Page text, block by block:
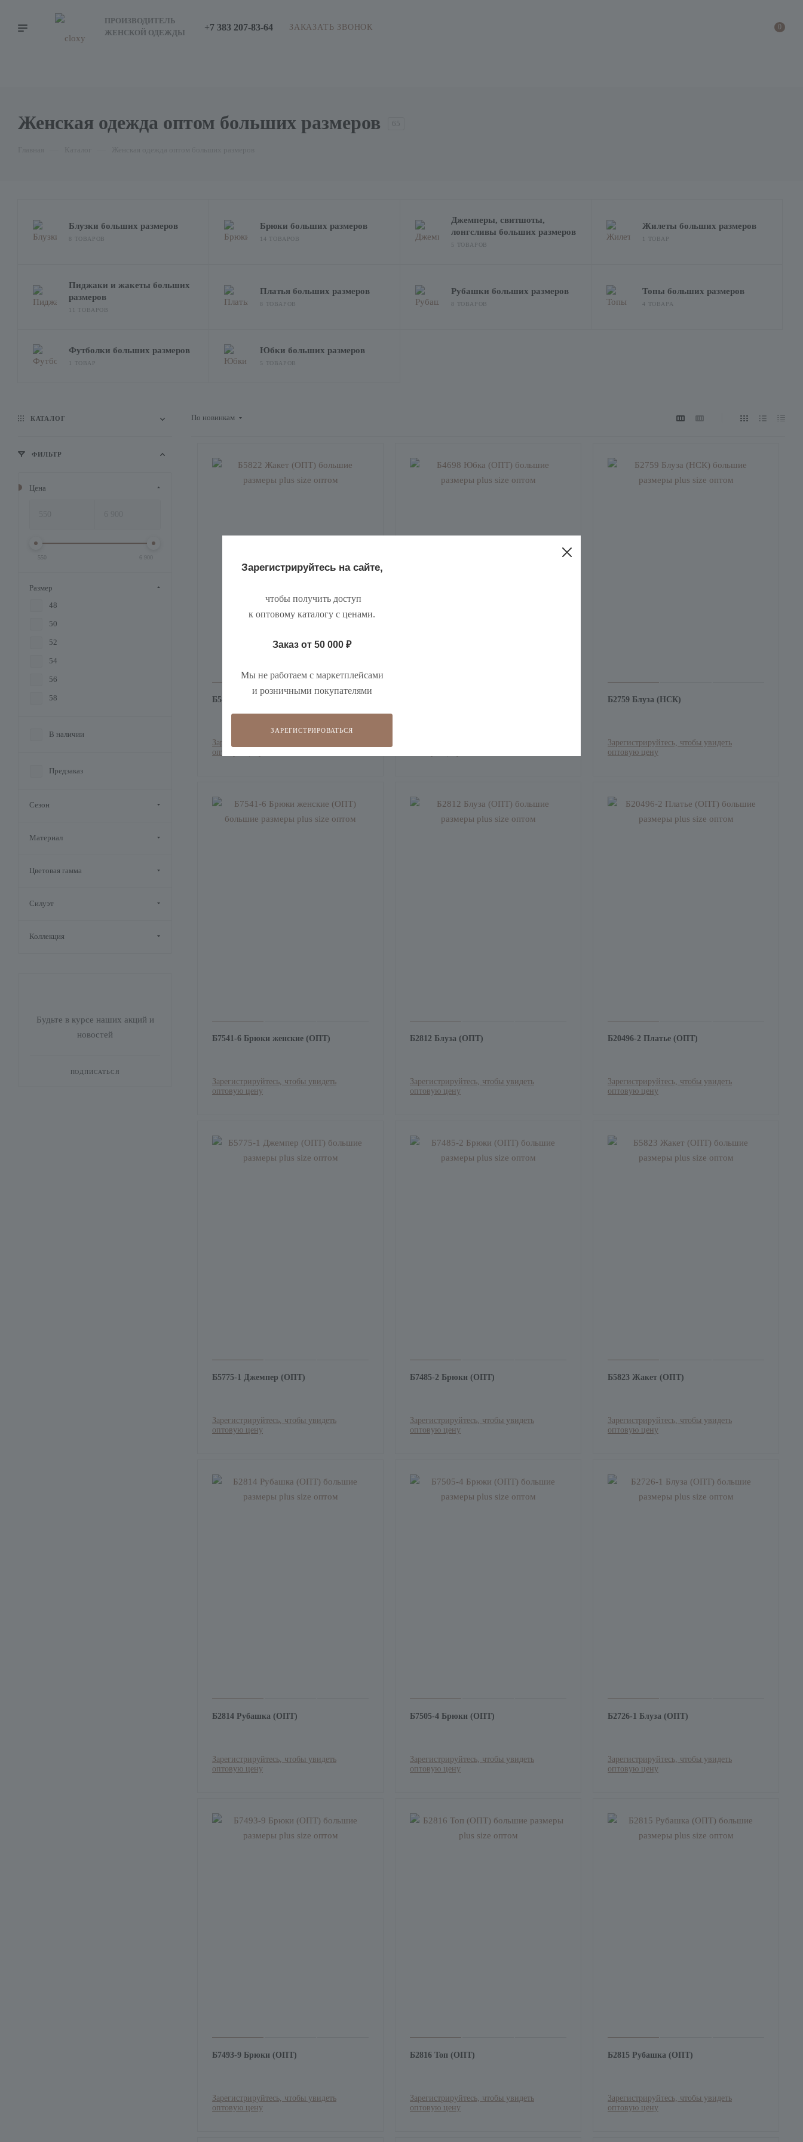
ПРОИЗВОДИТЕЛЬ
ЖЕНСКОЙ ОДЕЖДЫ
+7 383 207-83-64 ЗАКАЗАТЬ ЗВОНОК 0
Женская одежда оптом больших размеров 65
Блузки больших размеров
8 ТОВАРОВ
Брюки больших размеров
14 ТОВАРОВ
Джемперы, свитшоты,
лонгсливы больших размеров
5 ТОВАРОВ
Жилеты больших размеров
1 ТОВАР
Пиджаки и жакеты больших
размеров
11 ТОВАРОВ
Платья больших размеров
8 ТОВАРОВ
Рубашки больших размеров
8 ТОВАРОВ
Топы больших размеров
4 ТОВАРА
Футболки больших размеров
1 ТОВАР
Юбки больших размеров
5 ТОВАРОВ
По новинкам
Б5822 Жакет (ОПТ)
Зарегистрируйтесь, чтобы увидеть
оптовую цену
Б2759 Блуза (НСК)
Зарегистрируйтесь, чтобы увидеть
оптовую цену
Б7541-6 Брюки женские (ОПТ)
Зарегистрируйтесь, чтобы увидеть
оптовую цену
Б2812 Блуза (ОПТ)
Зарегистрируйтесь, чтобы увидеть
оптовую цену
Б20496-2 Платье (ОПТ)
Зарегистрируйтесь, чтобы увидеть
оптовую цену
Б5775-1 Джемпер (ОПТ)
Зарегистрируйтесь, чтобы увидеть
оптовую цену
Б7485-2 Брюки (ОПТ)
Зарегистрируйтесь, чтобы увидеть
оптовую цену
Б5823 Жакет (ОПТ)
Зарегистрируйтесь, чтобы увидеть
оптовую цену
Б2814 Рубашка (ОПТ)
Зарегистрируйтесь, чтобы увидеть
оптовую цену
Б7505-4 Брюки (ОПТ)
Зарегистрируйтесь, чтобы увидеть
оптовую цену
Б2726-1 Блуза (ОПТ)
Зарегистрируйтесь, чтобы увидеть
оптовую цену
Б7493-9 Брюки (ОПТ)
Зарегистрируйтесь, чтобы увидеть
оптовую цену
Б2816 Топ (ОПТ)
Зарегистрируйтесь, чтобы увидеть
оптовую цену
Б2815 Рубашка (ОПТ)
Зарегистрируйтесь, чтобы увидеть
оптовую цену
КАТАЛОГ
ФИЛЬТР
Цена
550
Размер
48
50
52
54
56
58
В наличии
Предзаказ
Сезон
Материал
Цветовая гамма
Силуэт
Коллекция
Будьте в курсе наших акций и
новостей
ПОДПИСАТЬСЯ
Зарегистрируйтесь на сайте,
чтобы получить доступ
к оптовому каталогу с ценами.
Заказ от 50 000 ₽
Мы неработаем с маркетплейсами
и розничными покупателями
ЗАРЕГИСТРИРОВАТЬСЯ